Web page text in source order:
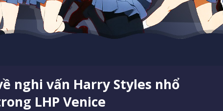
nghi vấn Harry Styles nhổ
LHP Venice